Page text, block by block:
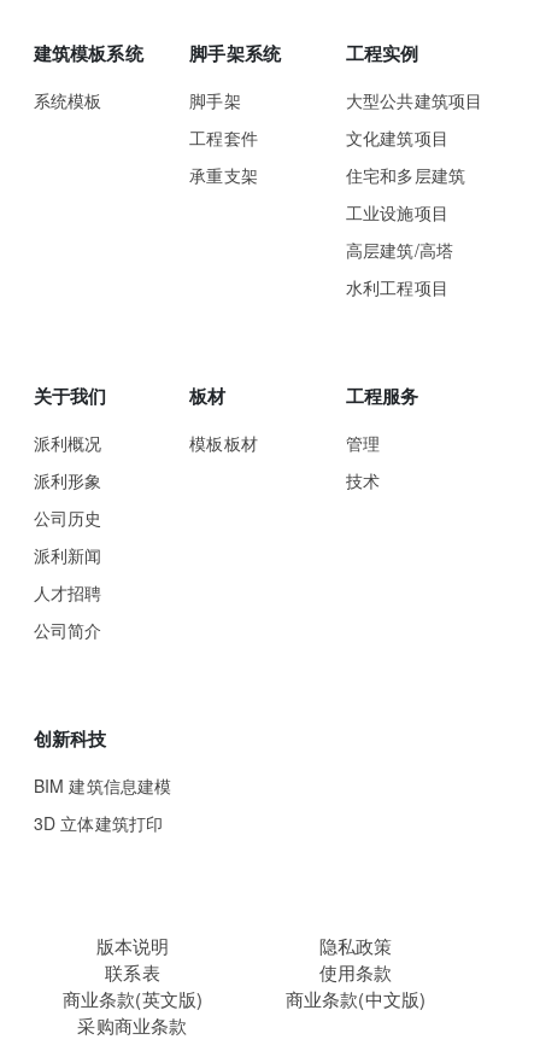
建筑模板系统
系统模板
脚手架系统
脚手架
工程套件
承重支架
工程实例
大型公共建筑项目
文化建筑项目
住宅和多层建筑
工业设施项目
高层建筑/高塔
水利工程项目
关于我们
派利概况
派利形象
公司历史
派利新闻
人才招聘
公司简介
板材
模板板材
工程服务
管理
技术
创新科技
BIM 建筑信息建模
3D 立体建筑打印
版本说明
隐私政策
联系表
使用条款
商业条款(英文版)
商业条款(中文版)
采购商业条款